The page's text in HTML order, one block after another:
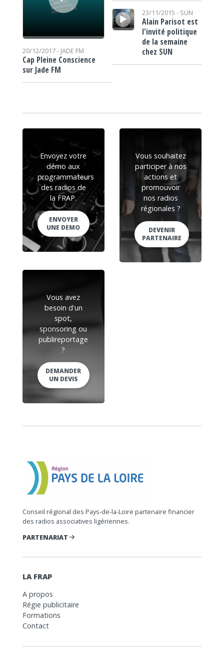
20/12/2017 - JADE FM
Cap Pleine Conscience
sur Jade FM
Lecteur audio
23/11/2015 - SUN
Alain Parisot est
l'invité politique
de la semaine
chez SUN
Envoyez votre
démo aux
programmateurs
des radios de
la FRAP.
ENVOYER
UNE DEMO
Vous souhaitez
participer à nos
actions et
promouvoir
nos radios
régionales ?
DEVENIR
PARTENAIRE
Vous avez
besoin d'un
spot,
sponsoring ou
publireportage
?
DEMANDER
UN DEVIS
Conseil régional des Pays-de-la-Loire partenaire financier
des radios associatives ligériennes.
PARTENARIAT
LA FRAP
A propos
Régie publicitaire
Formations
Contact